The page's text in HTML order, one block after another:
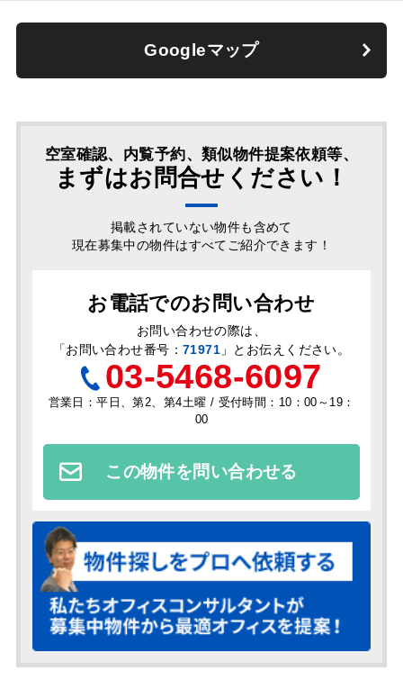
Googleマップ
空室確認、内覧予約、類似物件提案依頼等、
まずはお問合せください！
掲載されていない物件も含めて
現在募集中の物件はすべてご紹介できます！
お電話でのお問い合わせ
お問い合わせの際は、
「お問い合わせ番号： 71971 」とお伝えください。
03-5468-6097
営業日：平日、第2、第4土曜 / 受付時間：10：00～19：
00
この物件を問い合わせる